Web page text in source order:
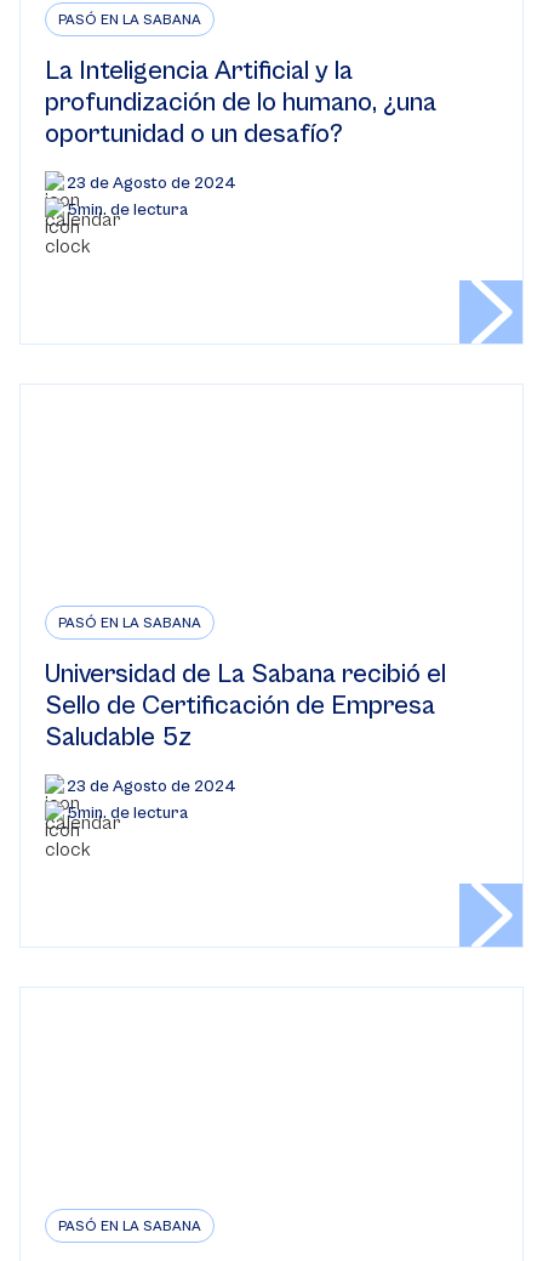
PASÓ EN LA SABANA
La Inteligencia Artificial y la
profundización de lo humano, ¿una
oportunidad o un desafío?
23 de Agosto de 2024
5min. de lectura
PASÓ EN LA SABANA
Universidad de La Sabana recibió el
Sello de Certificación de Empresa
Saludable 5z
23 de Agosto de 2024
5min. de lectura
PASÓ EN LA SABANA